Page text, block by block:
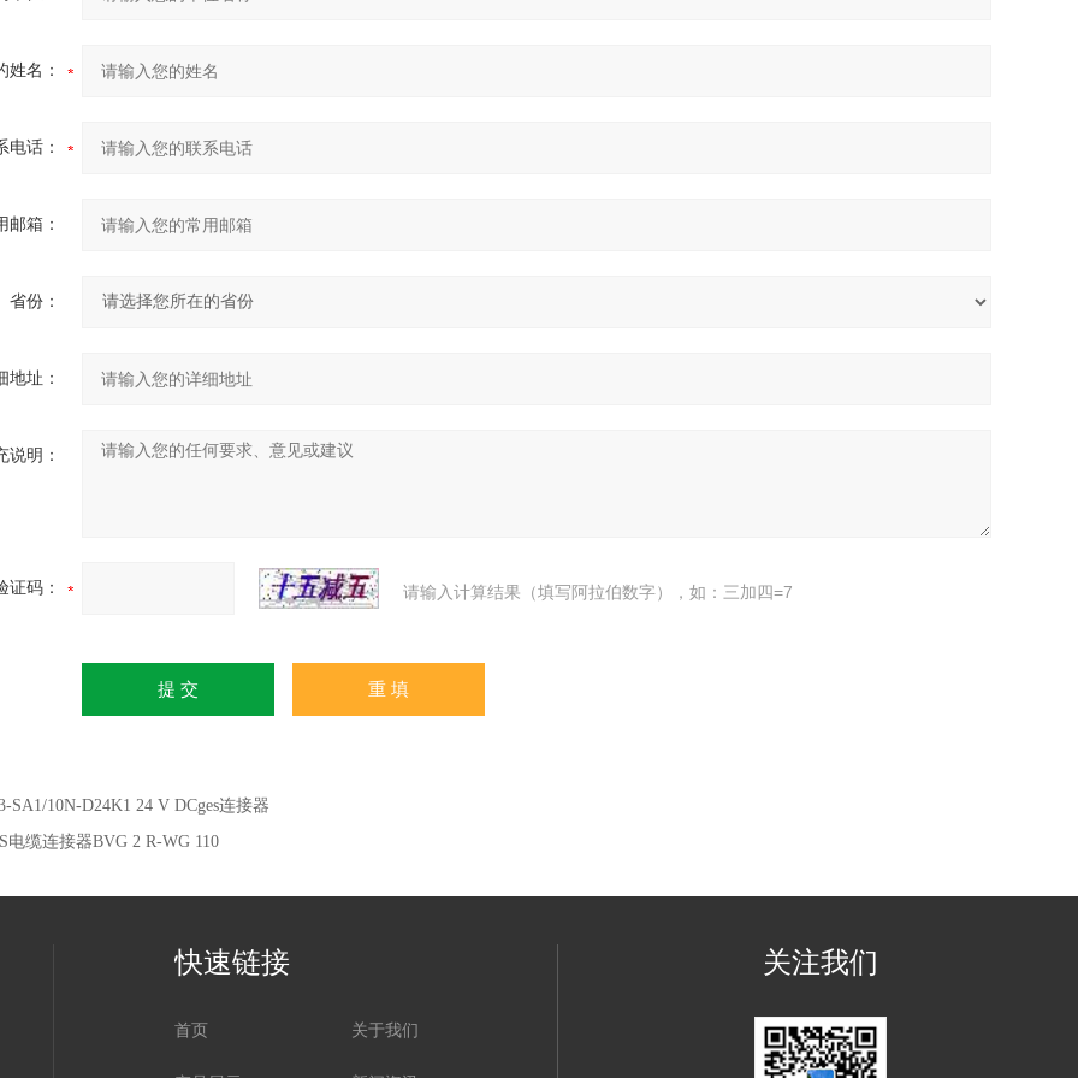
姓名：
电话：
邮箱：
省份：
地址：
说明：
证码： 请输入计算结果（填写阿拉伯数字），如：三加四=7
SA1/10N-D24K1 24 V DCges连接器
电缆连接器BVG 2 R-WG 110
快速链接
首页 关于我们
关注我们